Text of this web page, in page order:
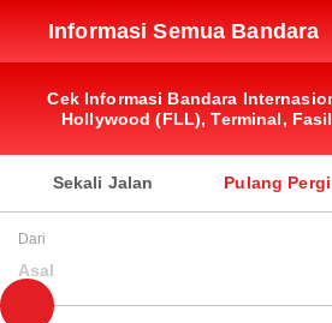
Informasi Semua Bandara
Cek Informasi Bandara
Hollywood (FLL), Terminal,
Sekali Jalan Pulang Pergi
Dari
Asal